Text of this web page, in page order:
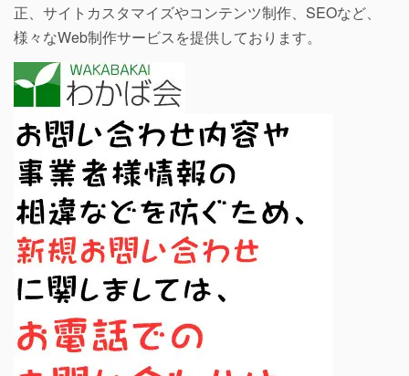
正、サイトカスタマイズやコンテンツ制作、SEOなど、
様々なWeb制作サービスを提供しております。